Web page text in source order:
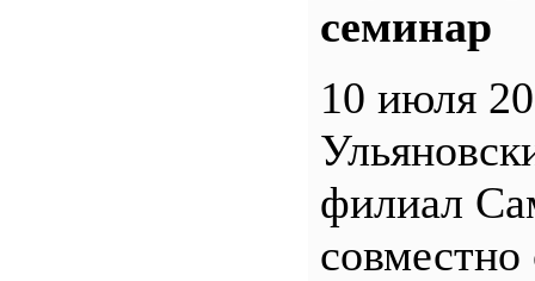
семинар
10 июля
филиал